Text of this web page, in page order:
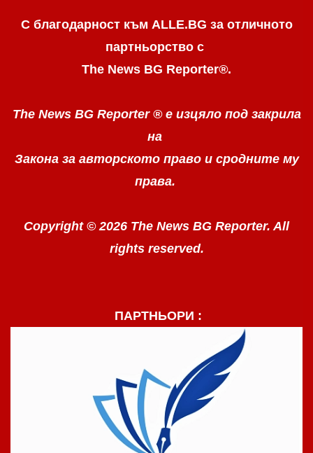
С благодарност към ALLE.BG за отличното
партньорство с
The News BG Reporter®.
The News BG Reporter ® е изцяло под закрила
на
Закона за авторското право и сродните му
права.
Copyright © 2026 The News BG Reporter. All
rights reserved.
ПАРТНЬОРИ :